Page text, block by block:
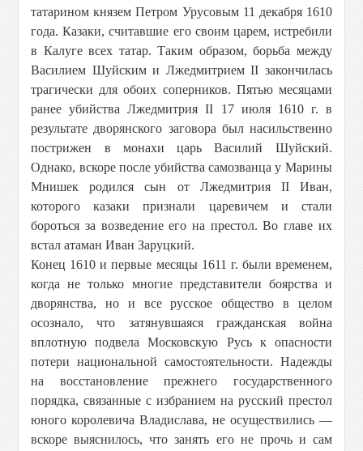
татарином князем Петром Урусовым 11 декабря 1610
года. Казаки, считавшие его своим царем, истребили
в Калуге всех татар. Таким образом, борьба между
Василием Шуйским и Лжедмитрием II закончилась
трагически для обоих соперников. Пятью месяцами
ранее убийства Лжедмитрия II 17 июля 1610 г. в
результате дворянского заговора был насильственно
пострижен в монахи царь Василий Шуйский.
Однако, вскоре после убийства самозванца у Марины
Мнишек родился сын от Лжедмитрия II Иван,
которого казаки признали царевичем и стали
бороться за возведение его на престол. Во главе их
встал атаман Иван Заруцкий.
Конец 1610 и первые месяцы 1611 г. были временем,
когда не только многие представители боярства и
дворянства, но и все русское общество в целом
осознало, что затянувшаяся гражданская война
вплотную подвела Московскую Русь к опасности
потери национальной самостоятельности. Надежды
на восстановление прежнего государственного
порядка, связанные с избранием на русский престол
юного королевича Владислава, не осуществились —
вскоре выяснилось, что занять его не прочь и сам